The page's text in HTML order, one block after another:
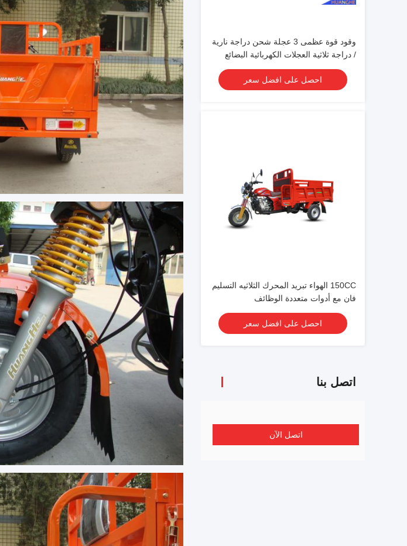
وقود قوة عظمى 3 عجلة شحن دراجة نارية
/ دراجة ثلاثية العجلات الكهربائية البضائع
احصل على افضل سعر
150CC الهواء تبريد المحرك الثلاثيه التسليم
فان مع أدوات متعددة الوظائف
احصل على افضل سعر
اتصل بنا
اتصل الآن